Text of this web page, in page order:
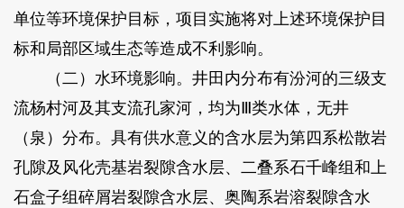
单位等环境保护目标，项目实施将对上述环境保护目
标和局部区域生态等造成不利影响。
（二）水环境影响。井田内分布有汾河的三级支
流杨村河及其支流孔家河，均为Ⅲ类水体，无井
（泉）分布。具有供水意义的含水层为第四系松散岩
孔隙及风化壳基岩裂隙含水层、二叠系石千峰组和上
石盒子组碎屑岩裂隙含水层、奥陶系岩溶裂隙含水